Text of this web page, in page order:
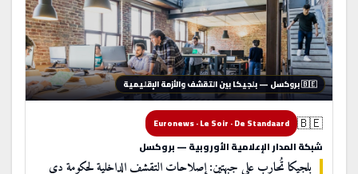
🇧🇪 بروكسل — بلجيكا بين التقشف والأزمة الإقليمية
🇧🇪
Euronews · Le Soir · De Standaard
شبكة المدار الإعلامية الأوروبية — بروكسل
بلجيكا تُحارب على جبهتين: إصلاحات التقشف الداخلية لحكومة دي